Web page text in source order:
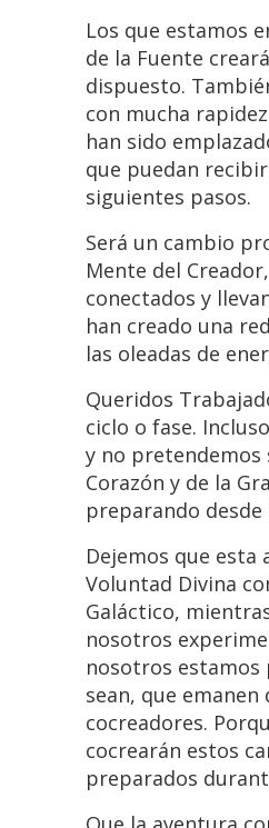
Los que estamos
de la Fuente
dispuesto.
con mucha
han sido
que puedan
siguientes pasos.
Será un cambio
Mente del
conectados y
han creado una
las oleadas de
Queridos
ciclo o fase.
y no pretendemos
Corazón y de la
preparando
Dejemos que
Voluntad Divina
Galáctico,
nosotros
nosotros estamos
sean, que
cocreadores.
cocrearán estos
preparados